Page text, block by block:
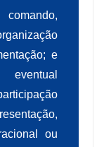
e
eventual
ou